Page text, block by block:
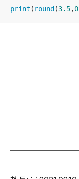
print ( round (3.5,0